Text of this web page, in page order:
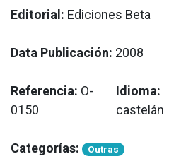
Editorial: Ediciones Beta
Data Publicación: 2008
Referencia: O-
0150
Idioma:
castelán
Categorías: Outras